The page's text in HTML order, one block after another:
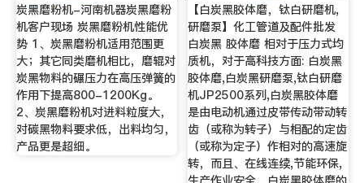
炭黑磨粉机-河南机器炭黑磨粉
机客户现场 炭黑磨粉机性能优
势 1、炭黑磨粉机适用范围更
大；其它同类磨机相比，磨辊对
炭黑物料的碾压力在高压弹簧的
作用下提高800-1200Kg。
2、炭黑磨粉机对进料粒度大，
对碳黑物料要求低，出料均匀，
产品更是超细。
【白炭黑胶体磨，钛白研磨机,
研磨泵】化工管道及配件批发
白炭黑 胶体磨 相对于压力式均
质机，对于高科技方面: 白炭黑
胶体磨,白炭黑研磨泵,钛白研磨
机JP2500系列,白炭黑胶体磨
是由电动机通过皮带传动带动转
齿（或称为转子）与相配的定齿
（或称为定子）作相对的高速旋
转，而且、在线连续,节能环保,